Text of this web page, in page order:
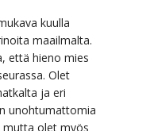
kuulla
maailmalta.
että hieno mies
Olet
ja eri
unohtumattomia
mutta olet myös